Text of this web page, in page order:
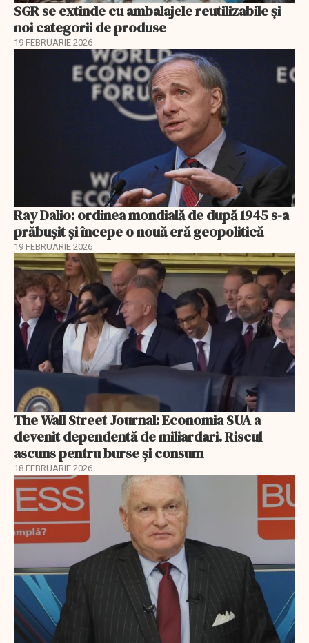
SGR se extinde cu ambalajele reutilizabile și
noi categorii de produse
19 FEBRUARIE 2026
Ray Dalio: ordinea mondială de după 1945 s-a
prăbușit și începe o nouă eră geopolitică
19 FEBRUARIE 2026
The Wall Street Journal: Economia SUA a
devenit dependentă de miliardari. Riscul
ascuns pentru burse și consum
18 FEBRUARIE 2026
EXCLUSIV